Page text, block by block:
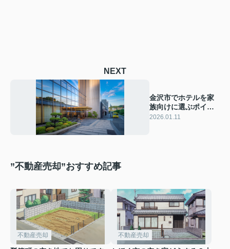
NEXT
金沢市でホテルを家
族向けに選ぶポイン
トは？金沢市ホテル
2026.01.11
”不動産売却”おすすめ記事
不動産売却 不動産売却